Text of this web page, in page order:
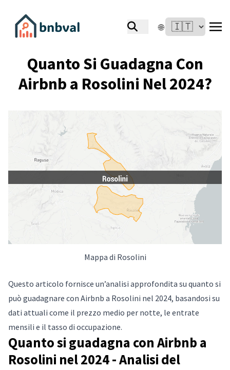
🌐
Quanto Si Guadagna Con
Airbnb a Rosolini Nel 2024?
Mappa di Rosolini
Questo articolo fornisce un’analisi approfondita su quanto si
può guadagnare con Airbnb a Rosolini nel 2024, basandosi su
dati attuali come il prezzo medio per notte, le entrate
mensili e il tasso di occupazione.
Quanto si guadagna con Airbnb a
Rosolini nel 2024 - Analisi del